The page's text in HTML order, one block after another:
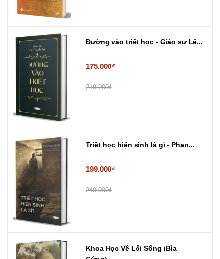
Đường vào triết học - Giáo sư Lê...
175.000₫
219.000₫
Triết học hiện sinh là gì - Phan...
199.000₫
249.000₫
Khoa Học Về Lối Sống (Bìa